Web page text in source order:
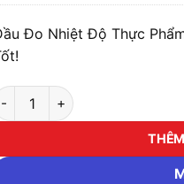
Đo Nhiệt Độ Thực
Đo Nhiệt Độ Thực Phẩm